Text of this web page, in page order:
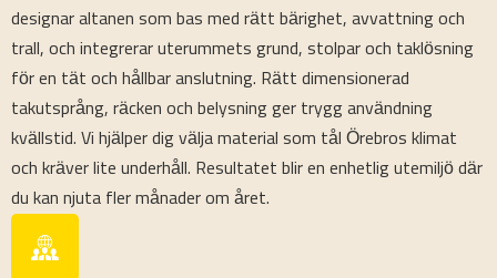
designar altanen som bas med rätt bärighet, avvattning och
trall, och integrerar uterummets grund, stolpar och taklösning
för en tät och hållbar anslutning. Rätt dimensionerad
takutsprång, räcken och belysning ger trygg användning
kvällstid. Vi hjälper dig välja material som tål Örebros klimat
och kräver lite underhåll. Resultatet blir en enhetlig utemiljö där
du kan njuta fler månader om året.